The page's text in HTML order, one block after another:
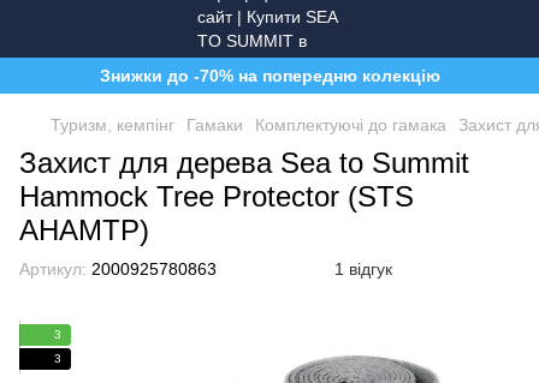
Знижки до -70% на попередню колекцію
Туризм, кемпінг Гамаки Комплектуючі до гамака Захист
Захист для дерева Sea to Summit
Hammock Tree Protector (STS
AHAMTP)
Артикул: 2000925780863 1 відгук
3
3